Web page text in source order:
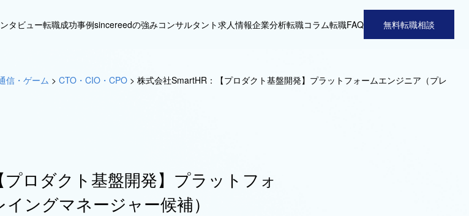
タビュー転職成功事例sincereedの強みコンサルタント求人情報企業分析転職コラム転職FAQ 無料転職相談
信・ゲーム > CTO・CIO・CPO > 株式会社SmartHR：【プロダクト基盤開発】プラットフォームエンジニア（プレ
ロダクト基盤開発】プラットフォ
ングマネージャー候補）